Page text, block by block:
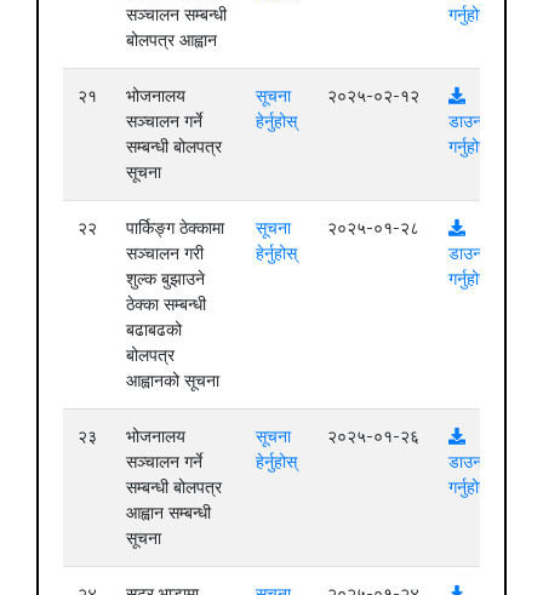
सञ्चालन सम्बन्धी
बोलपत्र आह्वान
गर्नुहोस्
२१
भोजनालय
सञ्चालन गर्ने
सम्बन्धी बोलपत्र
सूचना
सूचना
हेर्नुहोस्
२०२५-०२-१२
डाउनलोड
गर्नुहोस्
२२
पार्किङ्ग ठेक्कामा
सञ्चालन गरी
शुल्क बुझाउने
ठेक्का सम्बन्धी
बढाबढको
बोलपत्र
आह्वानको सूचना
सूचना
हेर्नुहोस्
२०२५-०१-२८
डाउनलोड
गर्नुहोस्
२३
भोजनालय
सञ्चालन गर्ने
सम्बन्धी बोलपत्र
आह्वान सम्बन्धी
सूचना
सूचना
हेर्नुहोस्
२०२५-०१-२६
डाउनलोड
गर्नुहोस्